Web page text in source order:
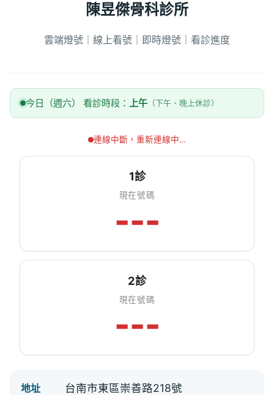
陳昱傑骨科診所
雲端燈號｜線上看號｜即時燈號｜看診進度
今日（週六） 看診時段： 上午 （下午、晚上休診）
連線中斷，重新連線中…
1診
現在號碼
---
2診
現在號碼
---
地址 台南市東區崇善路218號